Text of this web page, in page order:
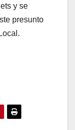
y se
presunto